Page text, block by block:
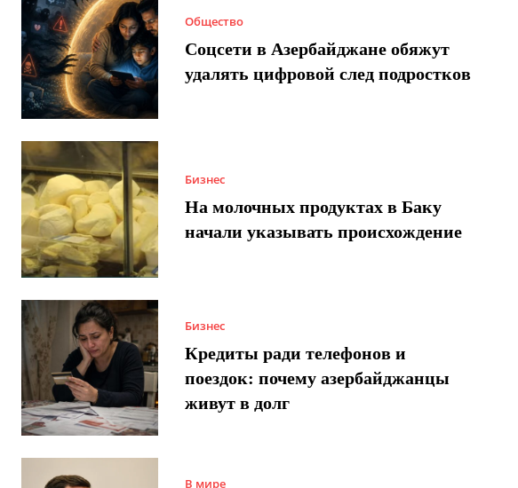
Общество
Соцсети в Азербайджане обяжут
удалять цифровой след подростков
Бизнес
На молочных продуктах в Баку
начали указывать происхождение
Бизнес
Кредиты ради телефонов и
поездок: почему азербайджанцы
живут в долг
В мире